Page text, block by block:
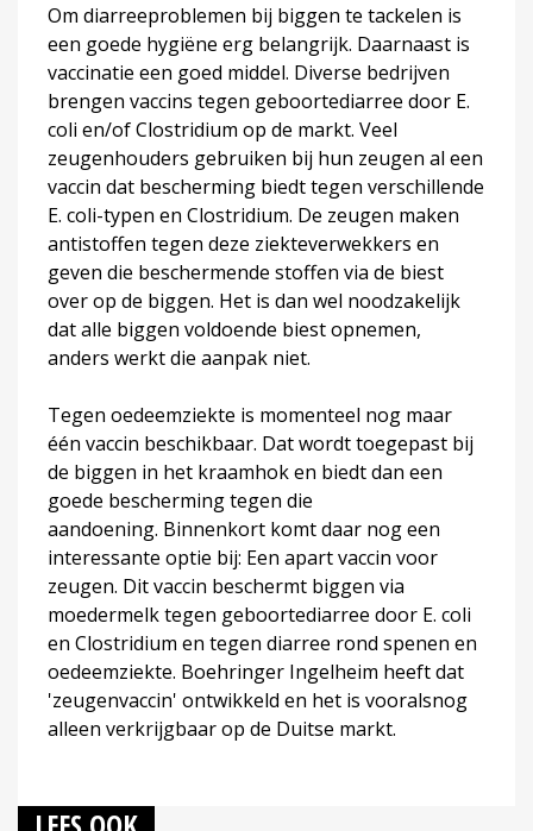
Om diarreeproblemen bij biggen te tackelen is
een goede hygiëne erg belangrijk. Daarnaast is
vaccinatie een goed middel. Diverse bedrijven
brengen vaccins tegen geboortediarree door E.
coli en/of Clostridium op de markt. Veel
zeugenhouders gebruiken bij hun zeugen al een
vaccin dat bescherming biedt tegen verschillende
E. coli-typen en Clostridium. De zeugen maken
antistoffen tegen deze ziekteverwekkers en
geven die beschermende stoffen via de biest
over op de biggen. Het is dan wel noodzakelijk
dat alle biggen voldoende biest opnemen,
anders werkt die aanpak niet.
Tegen oedeemziekte is momenteel nog maar
één vaccin beschikbaar. Dat wordt toegepast bij
de biggen in het kraamhok en biedt dan een
goede bescherming tegen die
aandoening. Binnenkort komt daar nog een
interessante optie bij: Een apart vaccin voor
zeugen. Dit vaccin beschermt biggen via
moedermelk tegen geboortediarree door E. coli
en Clostridium en tegen diarree rond spenen en
oedeemziekte. Boehringer Ingelheim heeft dat
'zeugenvaccin' ontwikkeld en het is vooralsnog
alleen verkrijgbaar op de Duitse markt.